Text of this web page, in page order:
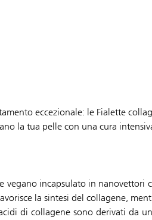
eccezionale: le Fialette
la tua pelle con una cura
vegano incapsulato in
la sintesi del collagene,
di collagene sono derivati da